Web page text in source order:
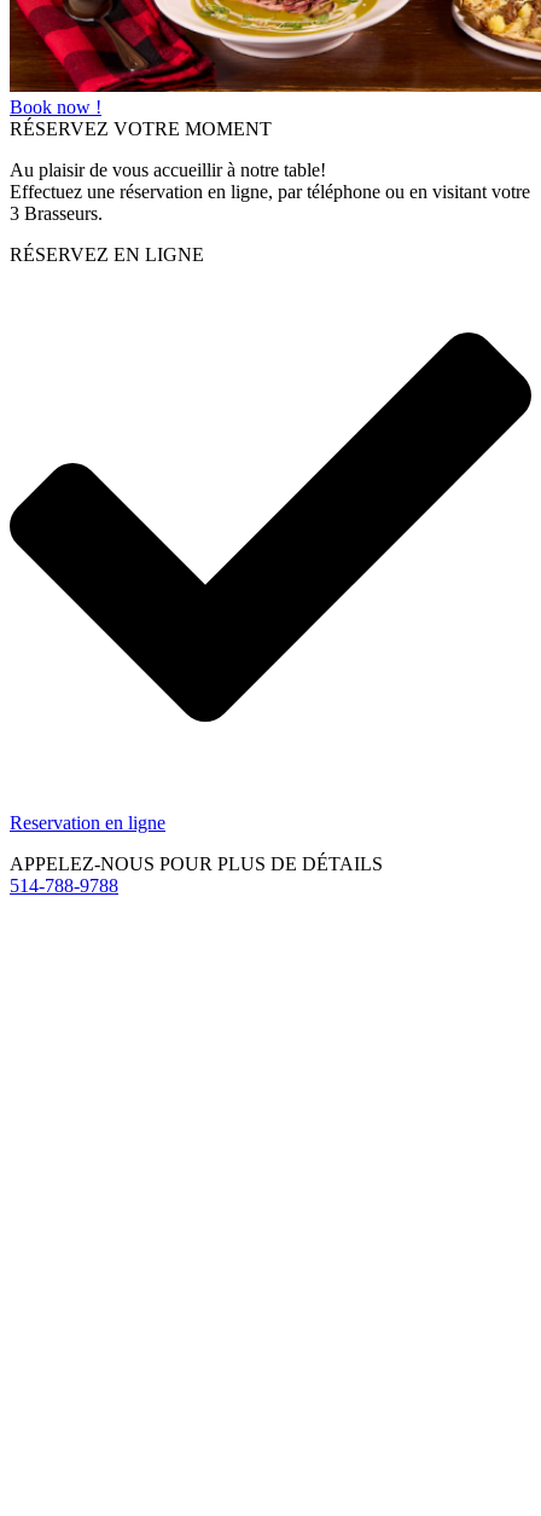
Book now !
RÉSERVEZ VOTRE MOMENT
Au plaisir de vous accueillir à notre table!
Effectuez une réservation en ligne, par téléphone ou en visitant votre
3 Brasseurs.
RÉSERVEZ EN LIGNE
Reservation en ligne
APPELEZ-NOUS POUR PLUS DE DÉTAILS
514-788-9788